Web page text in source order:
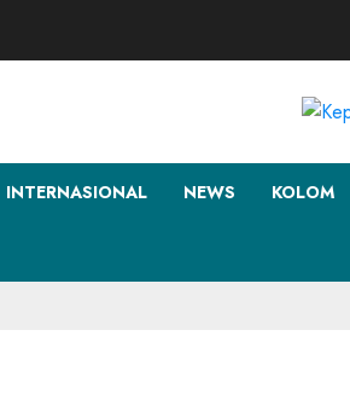
INTERNASIONAL NEWS KOLOM